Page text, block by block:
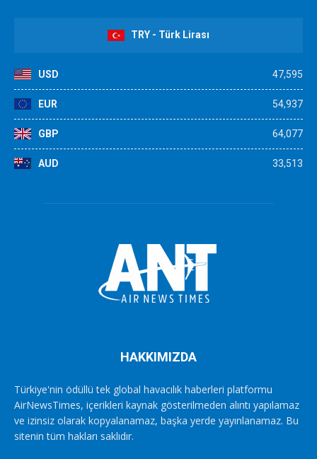
TRY - Türk Lirası
USD 47,595
EUR 54,937
GBP 64,077
AUD 33,513
HAKKIMIZDA
Türkiye'nin ödüllü tek global havacılık haberleri platformu
AirNewsTimes, içerikleri kaynak gösterilmeden alıntı yapılamaz
ve izinsiz olarak kopyalanamaz, başka yerde yayınlanamaz. Bu
sitenin tüm hakları saklıdır.